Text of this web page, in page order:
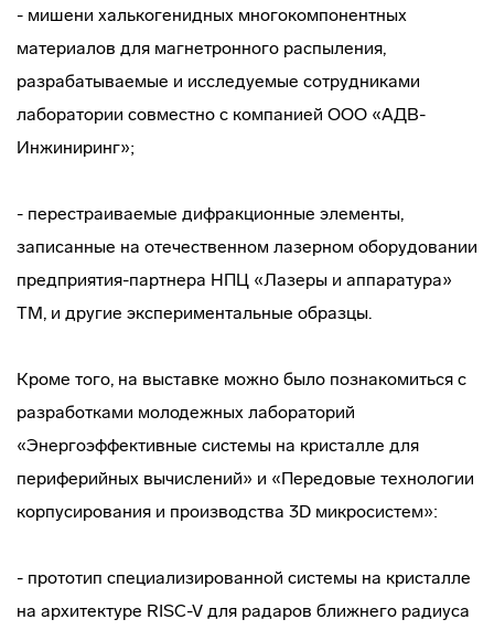
- мишени халькогенидных многокомпонентных
материалов для магнетронного распыления,
разрабатываемые и исследуемые сотрудниками
лаборатории совместно с компанией ООО «АДВ-
Инжиниринг»;
- перестраиваемые дифракционные элементы,
записанные на отечественном лазерном оборудовании
предприятия-партнера НПЦ «Лазеры и аппаратура»
ТМ, и другие экспериментальные образцы.
Кроме того, на выставке можно было познакомиться с
разработками молодежных лабораторий
«Энергоэффективные системы на кристалле для
периферийных вычислений» и «Передовые технологии
корпусирования и производства 3D микросистем»:
- прототип специализированной системы на кристалле
на архитектуре RISC-V для радаров ближнего радиуса